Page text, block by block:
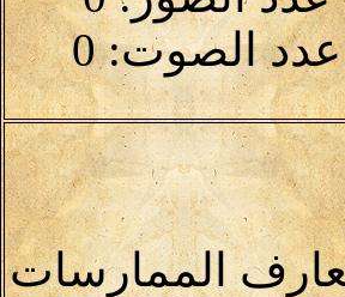
عدد الصوت: 0
الممارسات